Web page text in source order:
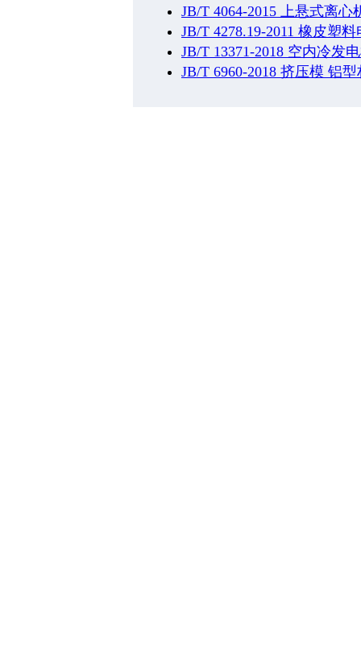
JB/T 4064-2015 上悬式离心
JB/T 4278.19-2011 橡皮塑
JB/T 13371-2018 空内冷发
JB/T 6960-2018 挤压模 铝